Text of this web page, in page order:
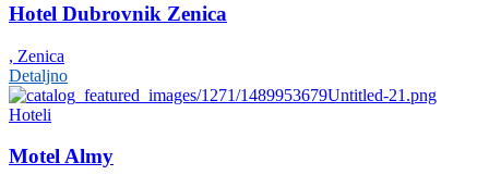
Hotel Dubrovnik Zenica
, Zenica
Detaljno
Hoteli
Motel Almy